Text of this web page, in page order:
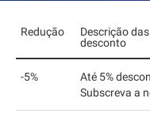
Redução
Descrição
desconto
-5%
Até 5%
Subscreva a